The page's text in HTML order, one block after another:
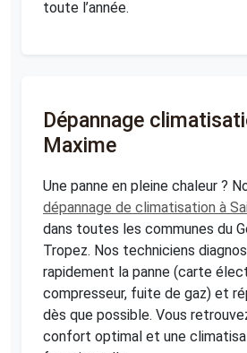
toute l’année.
Dépannage
Maxime
Une panne en pleine chaleur ?
dépannage de climatisation à
dans toutes les communes du
Tropez. Nos techniciens
rapidement la panne (carte
compresseur, fuite de gaz) et
dès que possible. Vous
confort optimal et une